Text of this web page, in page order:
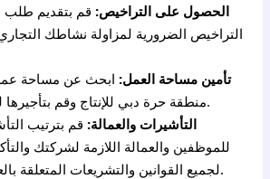
الحصول على التراخيص: قم بتقديم
التراخيص الضرورية لمزاولة نشاطك
تأمين مساحة العمل: ابحث عن مساحة
منطقة حرة دبي للإنتاج وقم بتأجيرها لتنفيذ أعمالك.
التأشيرات والعمالة: قم بترتيب
للموظفين والعمالة اللازمة لشركتك
لجميع القوانين والتشريعات المتعلقة بالعمالة في دبي.